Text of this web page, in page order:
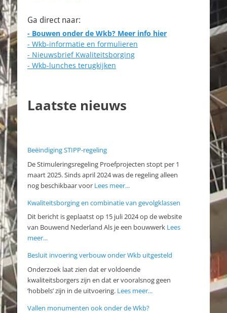
Ga direct naar:
- Bouwen onder de Wkb? Meer info hier
- Wkb-informatie en formulieren
- Nieuwsbrief Kwaliteitsborging
- Wkb-lunches terugkijken
Laatste nieuws
Beëindiging STIPP-regeling
De Stimuleringsregeling Proefprojecten stopt per 1
maart 2025. Sinds april 2024 was de regeling alleen
nog beschikbaar voor Lees meer...
Kwaliteitsborging en combinatie van gevolgklassen
Dit bericht is geplaatst op 15 juli 2024 op de website
van Bouwend Nederland Als je een bouwwerk Lees
meer...
Besluit invoering verbouw onder Wkb uitgesteld
Onderzoek laat zien dat er voldoende
kwaliteitsborgers zijn en dat er vooralsnog geen
‘hobbels’ zijn in de uitvoering. Lees meer...
Vallen monumenten ook onder de Wkb?